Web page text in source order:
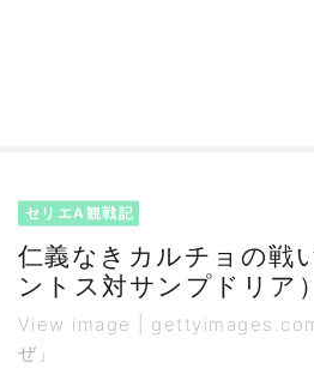
セリエA観戦記
仁義なきカルチョの戦
ントス対サンプドリア）
View image | gettyimages.com
ぜ」